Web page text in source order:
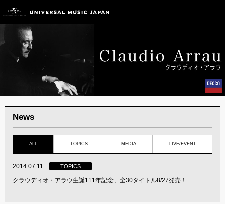
News
ALL TOPICS MEDIA LIVE/EVENT
2014.07.11 TOPICS
クラウディオ・アラウ生誕111年記念、全30タイトル8/27発売！